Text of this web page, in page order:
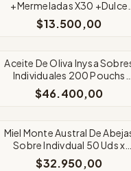
+Mermeladas X30 +Dulce
Leche x30
$13.500,00
Aceite De Oliva Inysa
Individuales 200 Pouchs
x8cc
$46.400,00
Miel Monte Austral De
Sobre Indivdual 50 Uds x
20Grms
$32.950,00